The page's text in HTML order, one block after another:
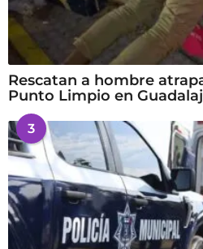
Rescatan a hombre
Punto Limpio en
3